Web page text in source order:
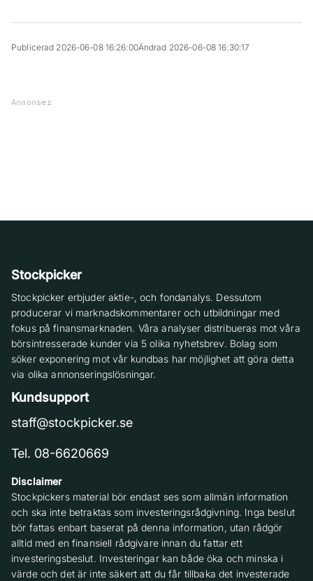
Publicerad 2026-06-08 16:26:00Ändrad 2026-06-08 16:30:17
Annonser
Stockpicker
Stockpicker erbjuder aktie-, och fondanalys. Dessutom
producerar vi marknadskommentarer och utbildningar med
fokus på finansmarknaden. Våra analyser distribueras mot våra
börsintresserade kunder via 5 olika nyhetsbrev. Bolag som
söker exponering mot vår kundbas har möjlighet att göra detta
via olika annonseringslösningar.
Kundsupport
staff@stockpicker.se
Tel. 08-6620669
Disclaimer
Stockpickers material bör endast ses som allmän information
och ska inte betraktas som investeringsrådgivning. Inga beslut
bör fattas enbart baserat på denna information, utan rådgör
alltid med en finansiell rådgivare innan du fattar ett
investeringsbeslut. Investeringar kan både öka och minska i
värde och det är inte säkert att du får tillbaka det investerade